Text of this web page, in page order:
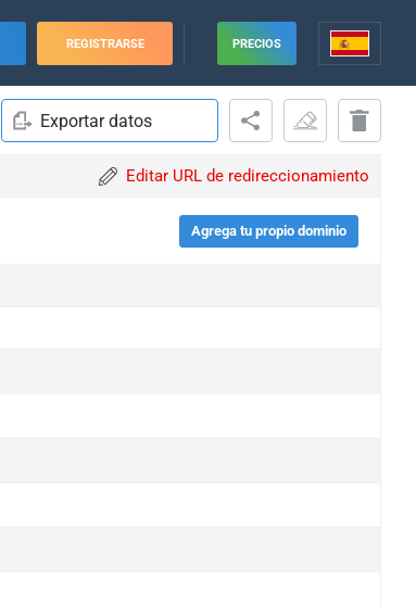
REGISTRARSE PRECIOS
Exportar datos
Editar URL de redireccionamiento
Agrega tu propio dominio